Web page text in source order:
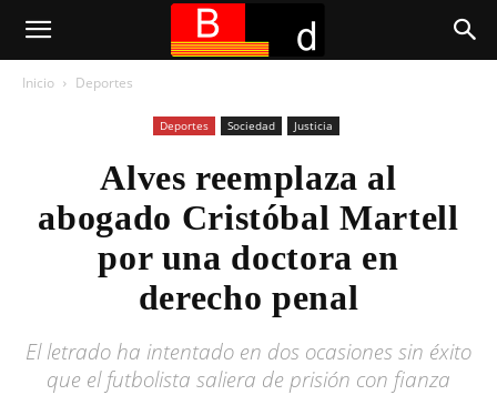
Inicio Deportes
Deportes Sociedad Justicia
Alves reemplaza al
abogado Cristóbal Martell
por una doctora en
derecho penal
El letrado ha intentado en dos ocasiones sin éxito
que el futbolista saliera de prisión con fianza